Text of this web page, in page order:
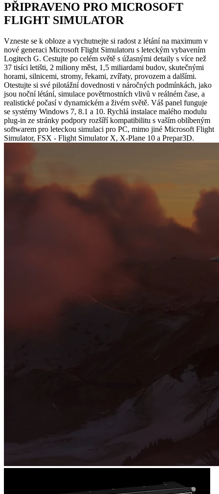
PŘIPRAVENO PRO MICROSOFT
FLIGHT SIMULATOR
Vzneste se k obloze a vychutnejte si radost z létání na maximum v
nové generaci Microsoft Flight Simulatoru s leteckým vybavením
Logitech G. Cestujte po celém světě s úžasnými detaily s více než
37 tisíci letišti, 2 miliony měst, 1,5 miliardami budov, skutečnými
horami, silnicemi, stromy, řekami, zvířaty, provozem a dalšími.
Otestujte si své pilotážní dovednosti v náročných podmínkách, jako
jsou noční létání, simulace povětrnostních vlivů v reálném čase, a
realistické počasí v dynamickém a živém světě. Váš panel funguje
se systémy Windows 7, 8.1 a 10. Rychlá instalace malého modulu
plug-in ze stránky podpory rozšíří kompatibilitu s vaším oblíbeným
softwarem pro leteckou simulaci pro PC, mimo jiné Microsoft Flight
Simulator, FSX - Flight Simulator X, X-Plane 10 a Prepar3D.